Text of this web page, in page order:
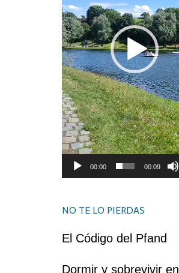
00:00 00:09
NO TE LO PIERDAS
El Código del Pfand
Dormir y sobrevivir en